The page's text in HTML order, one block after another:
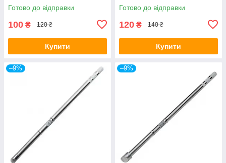
Готово до відправки
100 ₴ 120 ₴
Купити
Готово до відправки
120 ₴ 140 ₴
Купити
–9% –9%